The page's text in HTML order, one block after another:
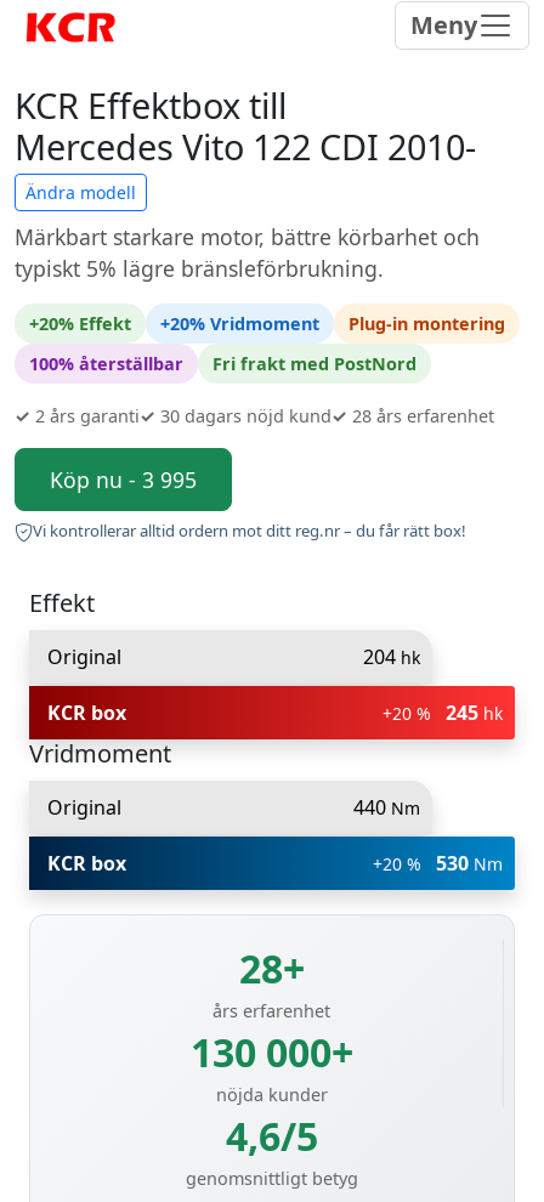
Meny
KCR Effektbox till
Mercedes Vito 122 CDI 2010-
Ändra modell
Märkbart starkare motor, bättre körbarhet och
typiskt 5% lägre bränsleförbrukning.
+20% Effekt +20% Vridmoment
Plug-in montering
100% återställbar
Fri frakt med PostNord
✓ 2 års garanti✓ 30 dagars nöjd kund✓ 28 års erfarenhet
Köp nu - 3 995
Vi kontrollerar alltid ordern mot ditt reg.nr – du får rätt box!
Effekt
Original 204 hk
KCR box +20 % 245 hk
Vridmoment
Original 440 Nm
KCR box +20 % 530 Nm
28+
års erfarenhet
130 000+
nöjda kunder
4,6/5
genomsnittligt betyg